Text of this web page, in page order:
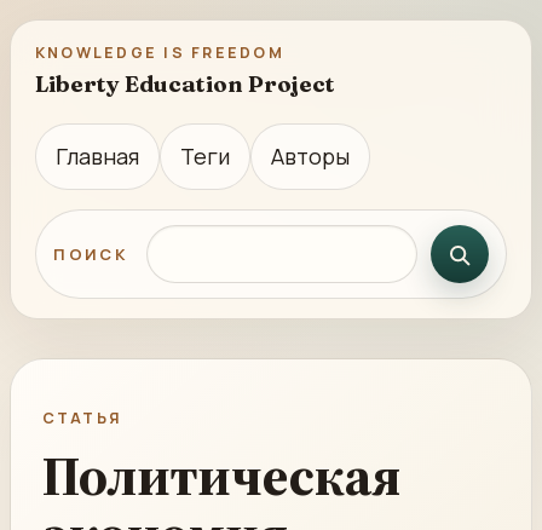
KNOWLEDGE IS FREEDOM
Liberty Education Project
Главная Теги Авторы
ПОИСК Поиск по сайту
СТАТЬЯ
Политическая